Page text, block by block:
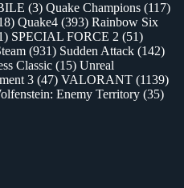
(3) Quake Champions (117)
Quake4 (393) Rainbow Six
SPECIAL FORCE 2 (51)
(931) Sudden Attack (142)
Classic (15) Unreal
3 (47) VALORANT (1139)
Enemy Territory (35)